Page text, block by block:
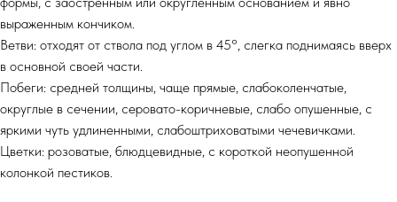
выраженным кончиком.
Ветви: отходят от ствола под углом в 45°, слегка поднимаясь вверх
в основной своей части.
Побеги: средней толщины, чаще прямые, слабоколенчатые,
округлые в сечении, серовато-коричневые, слабо опушенные, с
яркими чуть удлиненными, слабоштриховатыми чечевичками.
Цветки: розоватые, блюдцевидные, с короткой неопушенной
колонкой пестиков.